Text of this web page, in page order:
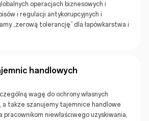
operacjach biznesowych i
i regulacji antykorupcyjnych i
„zerową tolerancję” dla łapówkarstwa i
handlowych
wagę do ochrony własnych
a także szanujemy tajemnice handlowe
pracownikom niewłaściwego uzyskiwania,